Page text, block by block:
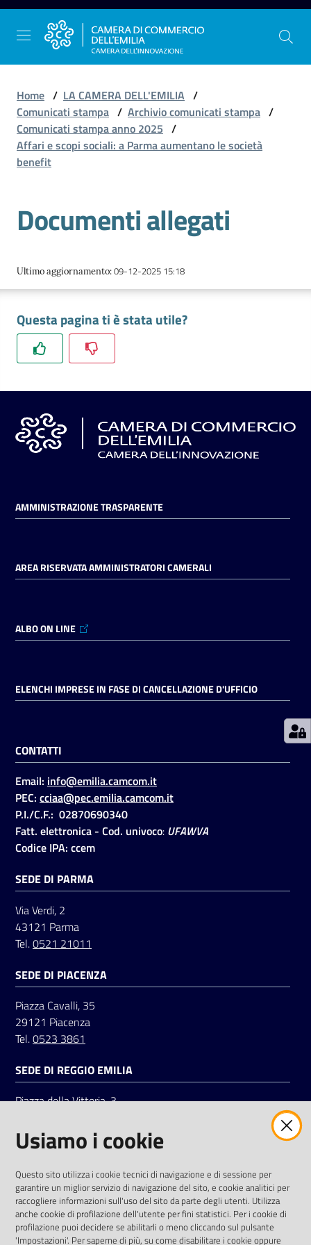
Vai al contenuto
Vai alla navigazione
Vai al footer
La
Camera
Gestire
l'impresa
e
territorio
Tutelare
l'Impresa
in
digitale
on line
Accedi
Registrati
Seguici
su
Home / LA CAMERA DELL'EMILIA /
Comunicati stampa / Archivio comunicati stampa /
Comunicati stampa anno 2025 /
Affari e scopi sociali: a Parma aumentano le società
benefit
Documenti allegati
Ultimo aggiornamento:09-12-2025 15:18
Questa pagina ti è stata utile?
AMMINISTRAZIONE TRASPARENTE
AREA RISERVATA AMMINISTRATORI CAMERALI
ALBO ON LINE
ELENCHI IMPRESE IN FASE DI CANCELLAZIONE D'UFFICIO
CONTATTI
Email: info@emilia.camcom.it
PEC: cciaa@pec.emilia.camcom.it
P.I./C.F.: 02870690340
Fatt. elettronica - Cod. univoco: UFAWVA
Codice IPA: ccem
SEDE DI PARMA
Via Verdi, 2
43121 Parma
Tel.0521 21011
SEDE DI PIACENZA
Piazza Cavalli, 35
29121 Piacenza
Tel.0523 3861
SEDE DI REGGIO EMILIA
Piazza della Vittoria, 3
Tel.0522 7961
LinkedinFacebookInstagram
Usiamo i cookie
Questo sito utilizza i cookie tecnici di navigazione e di sessione per
garantire un miglior servizio di navigazione del sito, e cookie analitici per
raccogliere informazioni sull'uso del sito da parte degli utenti. Utilizza
anche cookie di profilazione dell'utente per fini statistici. Per i cookie di
profilazione puoi decidere se abilitarli o meno cliccando sul pulsante
'Impostazioni'. Per saperne di più, su come disabilitare i cookie oppure